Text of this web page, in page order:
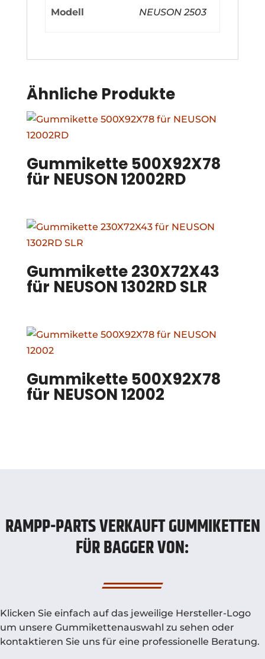
Modell NEUSON 2503
Ähnliche Produkte
Gummikette 500X92X78
für NEUSON 12002RD
Gummikette 230X72X43
für NEUSON 1302RD SLR
Gummikette 500X92X78
für NEUSON 12002
RAMPP-PARTS VERKAUFT GUMMIKETTEN
FÜR BAGGER VON:
Klicken Sie einfach auf das jeweilige Hersteller-Logo
um unsere Gummikettenauswahl zu sehen oder
kontaktieren Sie uns für eine professionelle Beratung.